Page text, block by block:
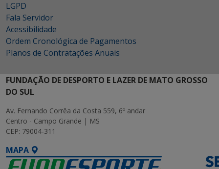
LGPD
Fala Servidor
Acessibilidade
Ordem Cronológica de Pagamentos
Planos de Contratações Anuais
FUNDAÇÃO DE DESPORTO E LAZER DE MATO GROSSO
DO SUL
Av. Fernando Corrêa da Costa 559, 6º andar
Centro - Campo Grande | MS
CEP: 79004-311
MAPA